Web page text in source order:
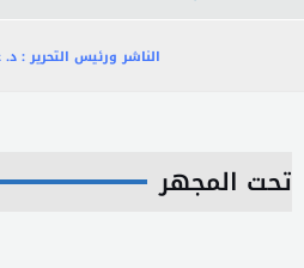
الناشر ورئيس التحرير : د.
تحت المجهر